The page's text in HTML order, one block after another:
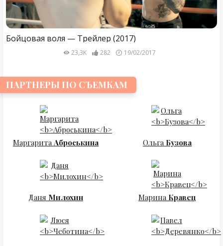
Бойцовая воля — Трейлер (2017)
23,3K 282 19/02/2017
ПАРТНЕРЫ ПО СЪЕМКАМ
МаргаритаАброськина Ольга Бузова
Даня Милохин Марина Кравец